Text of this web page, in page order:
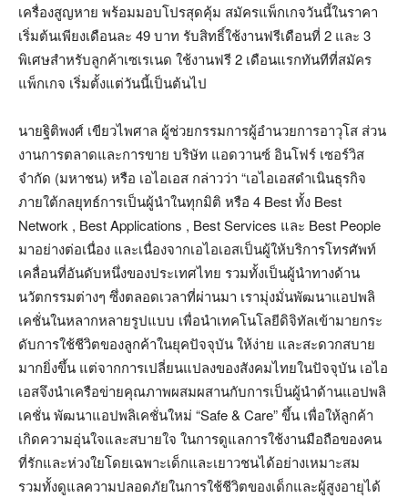
เครื่องสูญหาย พร้อมมอบโปรสุดคุ้ม สมัครแพ็กเกจวันนี้ในราคา
เริ่มต้นเพียงเดือนละ 49 บาท รับสิทธิ์ใช้งานฟรีเดือนที่ 2 และ 3
พิเศษสำหรับลูกค้าเซเรเนด ใช้งานฟรี 2 เดือนแรกทันทีที่สมัคร
แพ็กเกจ เริ่มตั้งแต่วันนี้เป็นต้นไป
นายฐิติพงศ์ เขียวไพศาล ผู้ช่วยกรรมการผู้อำนวยการอาวุโส ส่วน
งานการตลาดและการขาย บริษัท แอดวานซ์ อินโฟร์ เซอร์วิส
จำกัด (มหาชน) หรือ เอไอเอส กล่าวว่า “เอไอเอสดำเนินธุรกิจ
ภายใต้กลยุทธ์การเป็นผู้นำในทุกมิติ หรือ 4 Best ทั้ง Best
Network , Best Applications , Best Services และ Best People
มาอย่างต่อเนื่อง และเนื่องจากเอไอเอสเป็นผู้ให้บริการโทรศัพท์
เคลื่อนที่อันดับหนึ่งของประเทศไทย รวมทั้งเป็นผู้นำทางด้าน
นวัตกรรมต่างๆ ซึ่งตลอดเวลาที่ผ่านมา เรามุ่งมั่นพัฒนาแอปพลิ
เคชั่นในหลากหลายรูปแบบ เพื่อนำเทคโนโลยีดิจิทัลเข้ามายกระ
ดับการใช้ชีวิตของลูกค้าในยุคปัจจุบัน ให้ง่าย และสะดวกสบาย
มากยิ่งขึ้น แต่จากการเปลี่ยนแปลงของสังคมไทยในปัจจุบัน เอไอ
เอสจึงนำเครือข่ายคุณภาพผสมผสานกับการเป็นผู้นำด้านแอปพลิ
เคชั่น พัฒนาแอปพลิเคชั่นใหม่ “Safe & Care” ขึ้น เพื่อให้ลูกค้า
เกิดความอุ่นใจและสบายใจ ในการดูแลการใช้งานมือถือของคน
ที่รักและห่วงใยโดยเฉพาะเด็กและเยาวชนได้อย่างเหมาะสม
รวมทั้งดูแลความปลอดภัยในการใช้ชีวิตของเด็กและผู้สูงอายุได้